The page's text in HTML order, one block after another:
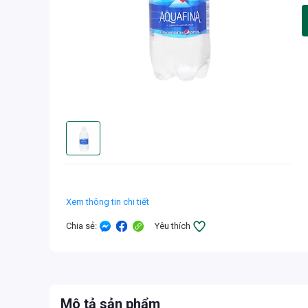
Xem thông tin chi tiết
Chia sẻ: Yêu thích
Mô tả sản phẩm